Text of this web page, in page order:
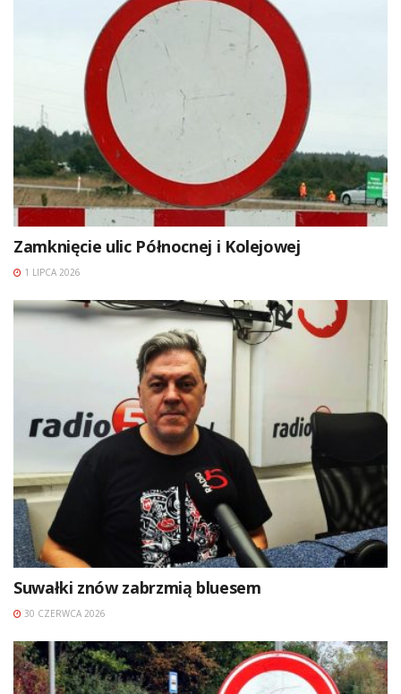
Zamknięcie ulic Północnej i Kolejowej
1 LIPCA 2026
Suwałki znów zabrzmią bluesem
30 CZERWCA 2026